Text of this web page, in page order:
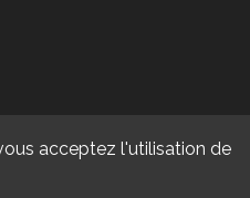
acceptez l'utilisation de